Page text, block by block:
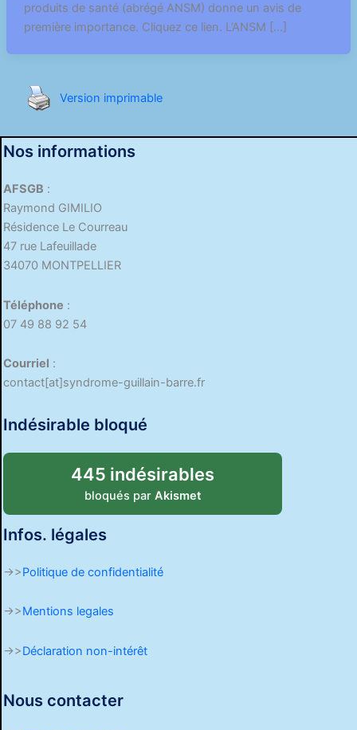
produits de santé (abrégé ANSM) donne un avis de
première importance. Cliquez ce lien. L’ANSM […]
Version imprimable
Nos informations
AFSGB :
Raymond GIMILIO
Résidence Le Courreau
47 rue Lafeuillade
34070 MONTPELLIER
Téléphone :
07 49 88 92 54
Courriel :
contact[at]syndrome-guillain-barre.fr
Indésirable bloqué
445 indésirables
bloqués par Akismet
Infos. légales
->>Politique de confidentialité
->>Mentions legales
->>Déclaration non-intérêt
Nous contacter